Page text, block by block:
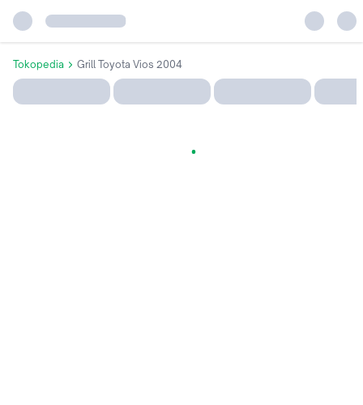
Tokopedia Grill Toyota Vios 2004